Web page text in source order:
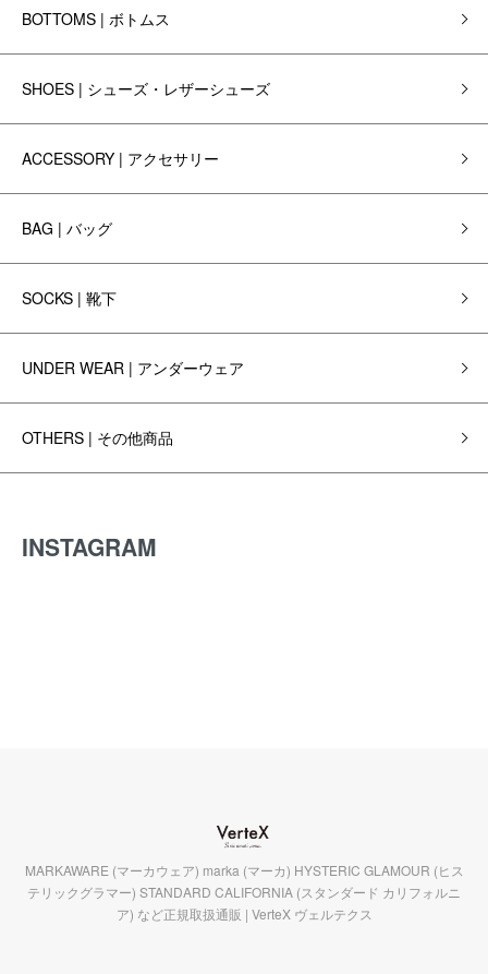
BOTTOMS | ボトムス
SHOES | シューズ・レザーシューズ
ACCESSORY | アクセサリー
BAG | バッグ
SOCKS | 靴下
UNDER WEAR | アンダーウェア
OTHERS | その他商品
INSTAGRAM
MARKAWARE (マーカウェア) marka (マーカ) HYSTERIC GLAMOUR (ヒス
テリックグラマー) STANDARD CALIFORNIA (スタンダード カリフォルニ
ア) など正規取扱通販 | VerteX ヴェルテクス